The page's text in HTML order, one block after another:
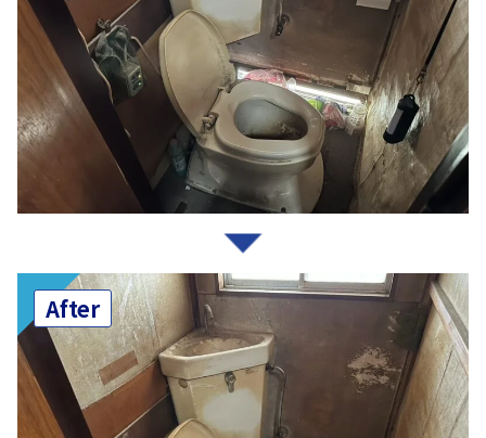
After